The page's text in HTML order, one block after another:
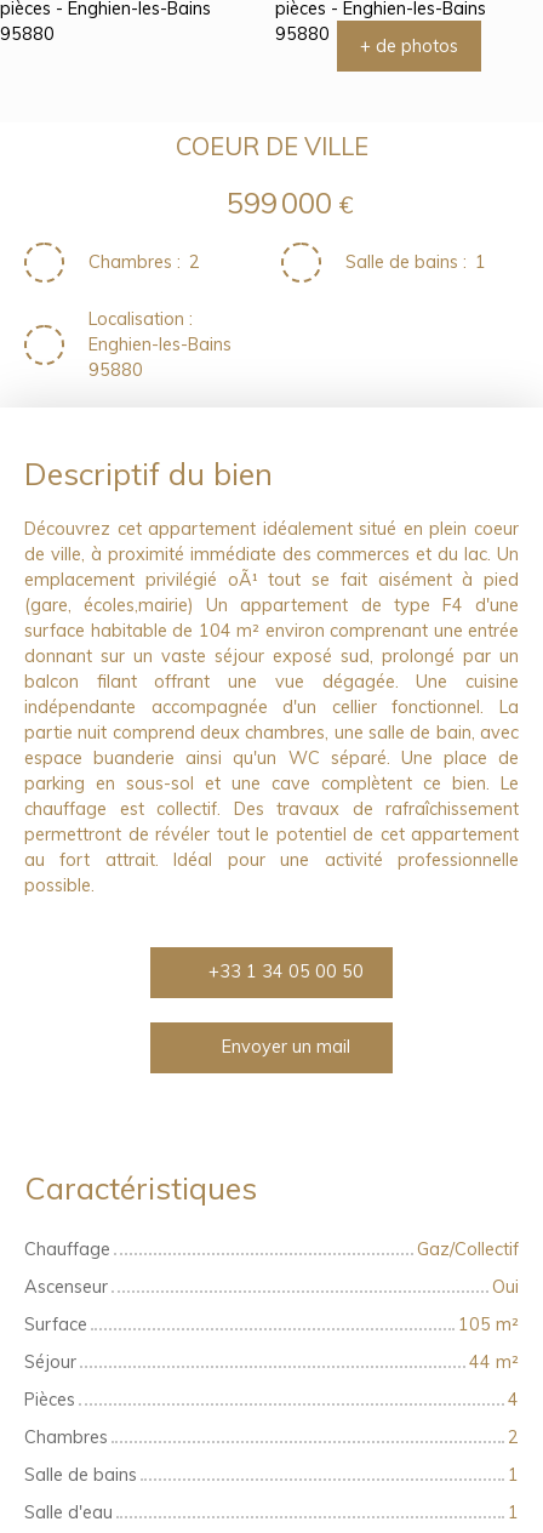
+ de photos
COEUR DE VILLE
599 000 €
Chambres : 2 Salle de bains : 1
Localisation :
Enghien-les-Bains
95880
Descriptif du bien
Découvrez cet appartement idéalement situé en plein coeur
de ville, à proximité immédiate des commerces et du lac. Un
emplacement privilégié oÃ¹ tout se fait aisément à pied
(gare, écoles,mairie) Un appartement de type F4 d'une
surface habitable de 104 m² environ comprenant une entrée
donnant sur un vaste séjour exposé sud, prolongé par un
balcon filant offrant une vue dégagée. Une cuisine
indépendante accompagnée d'un cellier fonctionnel. La
partie nuit comprend deux chambres, une salle de bain, avec
espace buanderie ainsi qu'un WC séparé. Une place de
parking en sous-sol et une cave complètent ce bien. Le
chauffage est collectif. Des travaux de rafraîchissement
permettront de révéler tout le potentiel de cet appartement
au fort attrait. Idéal pour une activité professionnelle
possible.
+33 1 34 05 00 50
Envoyer un mail
Caractéristiques
Chauffage
Gaz/Collectif
Ascenseur
Oui
Surface
105 m²
Séjour
44 m²
Pièces
4
Chambres
2
Salle de bains
1
Salle d'eau
1